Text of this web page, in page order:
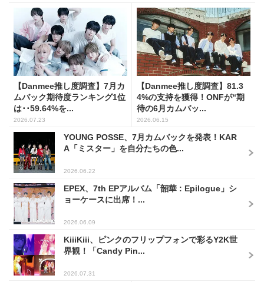
【Danmee推し度調査】7月カ
ムバック期待度ランキング1位
は･･59.64%を...
2026.07.23
【Danmee推し度調査】81.3
4%の支持を獲得！ONFが“期
待の6月カムバッ...
2026.06.15
YOUNG POSSE、7月カムバックを発表！KAR
A「ミスター」を自分たちの色...
2026.06.22
EPEX、7th EPアルバム「韶華 : Epilogue」シ
ョーケースに出席！...
2026.06.09
KiiiKiii、ピンクのフリップフォンで彩るY2K世
界観！「Candy Pin...
2026.07.31